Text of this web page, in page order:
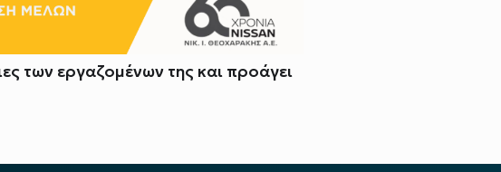
των εργαζομένων της και προάγει